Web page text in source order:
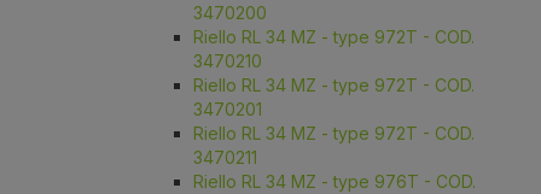
3470200
Riello RL 34 MZ - type 972T - COD.
3470210
Riello RL 34 MZ - type 972T - COD.
3470201
Riello RL 34 MZ - type 972T - COD.
3470211
Riello RL 34 MZ - type 976T - COD.